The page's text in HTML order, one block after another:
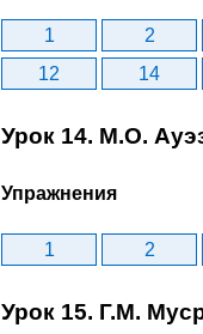
1 2
12
14
Урок 14. М.О.
Упражнения
1 2
Урок 15. Г.М.